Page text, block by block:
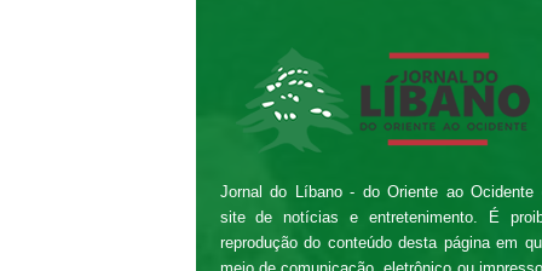
Jornal do Líbano - do Oriente ao Ocidente
site de notícias e entretenimento. É
reprodução do conteúdo desta página em